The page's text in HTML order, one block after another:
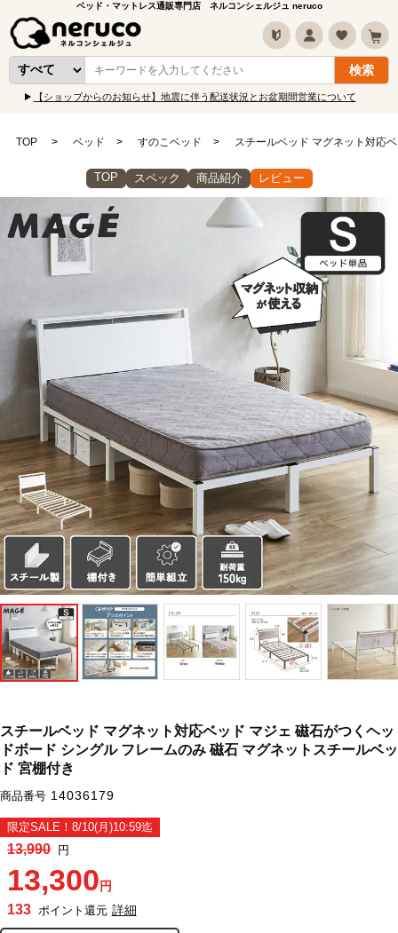
ベッド・マットレス通販専門店 ネルコンシェルジュ neruco
【ショップからのお知らせ】地震に伴う配送状況とお盆期間営業について
TOP ベッド すのこベッド スチールベッド マグネット対応
TOP スペック 商品紹介 レビュー
スチールベッド マグネット対応ベッド マジェ 磁石がつくヘッ
ドボード シングル フレームのみ 磁石 マグネットスチールベッ
ド 宮棚付き
商品番号 14036179
限定SALE！8/10(月)10:59迄
13,990 円
13,300円
133 ポイント還元 詳細